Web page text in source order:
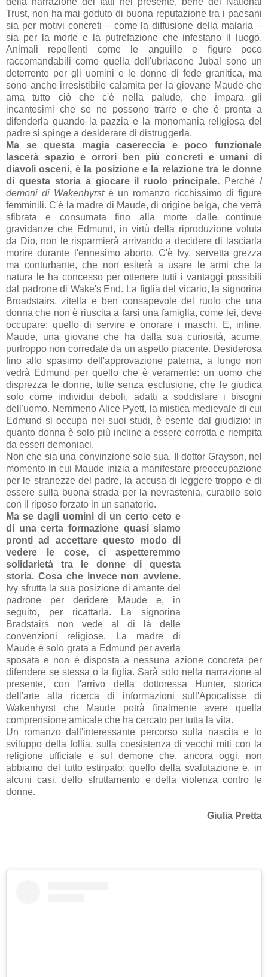
Trust, non ha mai goduto di buona reputazione tra i paesani
sia per motivi concreti – come la diffusione della malaria–
sia per la morte e la putrefazione che infestano il luogo.
Animali repellenti come le anguille e figure poco
raccomandabili come quella dell'ubriacone Jubal sono un
deterrente per gli uomini e le donne di fede granitica, ma
sono anche irresistibile calamita per la giovane Maude che
ama tutto ciò che c'è nella palude, che impara gli
incantesimi che se ne possono trarre e che è pronta a
difenderla quando la pazzia e la monomania religiosa del
padre si spinge a desiderare di distruggerla.
Ma se questa magia casereccia e poco funzionale
lascerà spazio e orrori ben più concreti e umani di
diavoli osceni, è la posizione e la relazione tra le donne
di questa storia a giocare il ruolo principale. Perché I
demoni di Wakenhyrstè un romanzo ricchissimo di figure
femminili. C'è la madre di Maude, di origine belga, che verrà
sfibrata e consumata fino alla morte dalle continue
gravidanze che Edmund, in virtù della riproduzione voluta
da Dio, non le risparmierà arrivando a decidere di lasciarla
morire durante l'ennesimo aborto. C'è Ivy, servetta grezza
ma conturbante, che non esiterà a usare le armi che la
natura le ha concesso per ottenere tutti i vantaggi possibili
dal padrone di Wake's End. La figlia del vicario, la signorina
Broadstairs, zitella e ben consapevole del ruolo che una
donna che non è riuscita a farsi una famiglia, come lei, deve
occupare: quello di servire e onorare i maschi. E, infine,
Maude, una giovane che ha dalla sua curiosità, acume,
purtroppo non corredate da un aspetto piacente. Desiderosa
fino allo spasimo dell'approvazione paterna, a lungo non
vedrà Edmund per quello che è veramente: un uomo che
disprezza le donne, tutte senza esclusione, che le giudica
solo come individui deboli, adatti a soddisfare i bisogni
dell'uomo. Nemmeno Alice Pyett, la mistica medievale di cui
Edmund si occupa nei suoi studi, è esente dal giudizio: in
quanto donna è solo più incline a essere corrotta e riempita
da esseri demoniaci.
Non che sia una convinzione solo sua. Il dottor Grayson, nel
momento in cui Maude inizia a manifestare preoccupazione
per le stranezze del padre, la accusa di leggere troppo e di
essere sulla buona strada per la nevrastenia, curabile solo
con il riposo forzato in un sanatorio.
Ma se dagli uomini di un certo ceto e
di una certa formazione quasi siamo
pronti ad accettare questo modo di
vedere le cose, ci aspetteremmo
solidarietà tra le donne di questa
storia. Cosa che invece non avviene.
Ivy sfrutta la sua posizione di amante del
padrone per deridere Maude e, in
seguito, per ricattarla. La signorina
Bradstairs non vede al di là delle
convenzioni religiose. La madre di
Maude è solo grata a Edmund per averla
sposata e non è disposta a nessuna azione concreta per
difendere se stessa o la figlia. Sarà solo nella narrazione al
presente, con l'arrivo della dottoressa Hunter, storica
dell'arte alla ricerca di informazioni sull'Apocalisse di
Wakenhyrst che Maude potrà finalmente avere quella
comprensione amicale che ha cercato per tutta la vita.
Un romanzo dall'interessante percorso sulla nascita e lo
sviluppo della follia, sulla coesistenza di vecchi miti con la
religione ufficiale e sul demone che, ancora oggi, non
abbiamo del tutto estirpato: quello della svalutazione e, in
alcuni casi, dello sfruttamento e della violenza contro le
donne.
Giulia Pretta